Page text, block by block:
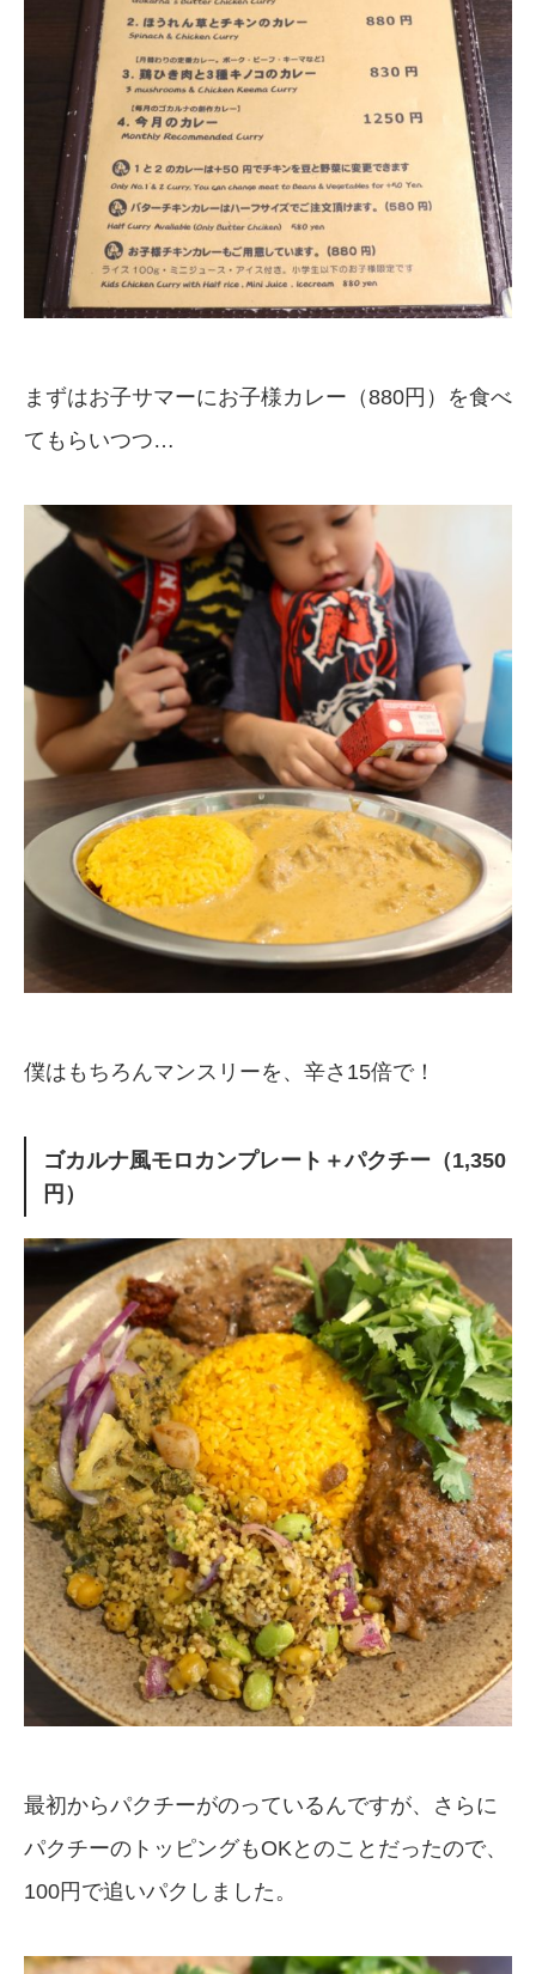
まずはお子サマーにお子様カレー（880円）を食べ
てもらいつつ…
僕はもちろんマンスリーを、辛さ15倍で！
ゴカルナ風モロカンプレート＋パクチー（1,350
円）
最初からパクチーがのっているんですが、さらに
パクチーのトッピングもOKとのことだったので、
100円で追いパクしました。